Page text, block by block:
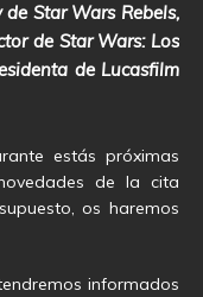
Star Wars Rebels,
de Star Wars: Los
de Lucasfilm
estás próximas
de la cita
os haremos
informados